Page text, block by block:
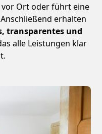
vor Ort oder führt eine
erhalten
transparentes und
alle Leistungen klar